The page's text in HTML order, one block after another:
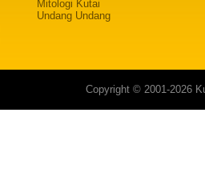
Mitologi Kutai
Undang Undang
Copyright © 2001-2026